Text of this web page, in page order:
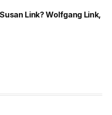
Link? Wolfgang Link,